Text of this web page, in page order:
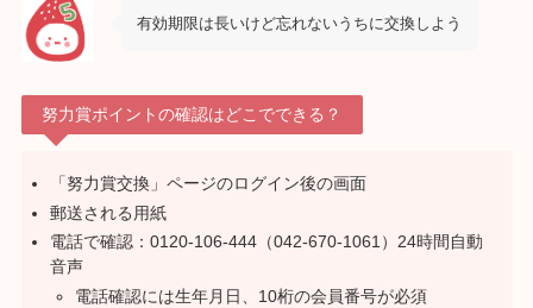
有効期限は長いけど忘れないうちに交換しよう
努力賞ポイントの確認はどこでできる？
「努力賞交換」ページのログイン後の画面
郵送される用紙
電話で確認：0120-106-444（042-670-1061）24時間自動
音声
電話確認には生年月日、10桁の会員番号が必須